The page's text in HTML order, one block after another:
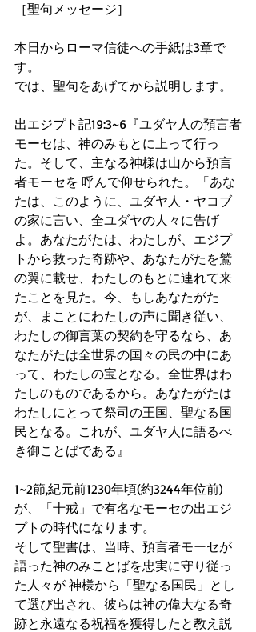
［聖句メッセージ］
本日からローマ信徒への手紙は3章で
す。
では、聖句をあげてから説明します。
出エジプト記19:3~6『ユダヤ人の預言者
モーセは、神のみもとに上って行っ
た。そして、主なる神様は山から預言
者モーセを 呼んで仰せられた。「あな
たは、このように、ユダヤ人・ヤコブ
の家に言い、全ユダヤの人々に告げ
よ。あなたがたは、わたしが、エジプ
トから救った奇跡や、あなたがたを鷲
の翼に載せ、わたしのもとに連れて来
たことを見た。今、もしあなたがた
が、まことにわたしの声に聞き従い、
わたしの御言葉の契約を守るなら、あ
なたがたは全世界の国々の民の中にあ
って、わたしの宝となる。全世界はわ
たしのものであるから。あなたがたは
わたしにとって祭司の王国、聖なる国
民となる。これが、ユダヤ人に語るべ
き御ことばである』
1~2節,紀元前1230年頃(約3244年位前)
が、「十戒」で有名なモーセの出エジ
プトの時代になります。
そして聖書は、当時、預言者モーセが
語った神のみことばを忠実に守り従っ
た人々が 神様から「聖なる国民」とし
て選び出され、彼らは神の偉大なる奇
跡と永遠なる祝福を獲得したと教え説